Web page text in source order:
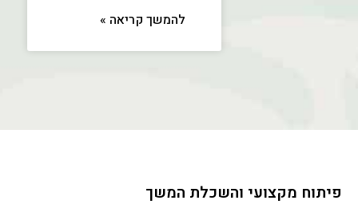
להמשך קריאה »
פיתוח מקצועי והשכלת המשך